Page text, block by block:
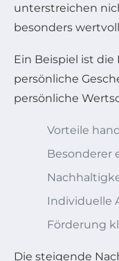
unterstreichen
besonders
Ein Beispiel ist
persönliche
persönliche
Vorteile
Besonderer
Individuelle
Förderung
Die steigende